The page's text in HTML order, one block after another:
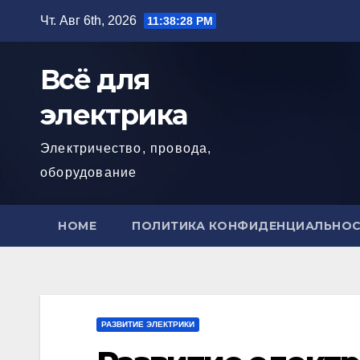
Чт. Авг 6th, 2026 11:38:29 PM
Всё для
электрика
Электричество, провода,
оборудование
HOME ПОЛИТИКА
РАЗВИТИЕ ЭЛЕКТРИКИ